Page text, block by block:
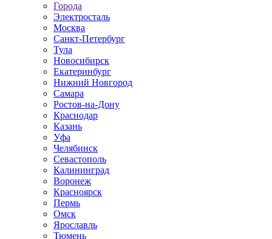
Города
Электросталь
Москва
Санкт-Петербург
Тула
Новосибирск
Екатеринбург
Нижний Новгород
Самара
Ростов-на-Дону
Краснодар
Казань
Уфа
Челябинск
Севастополь
Калининград
Воронеж
Красноярск
Пермь
Омск
Ярославль
Тюмень